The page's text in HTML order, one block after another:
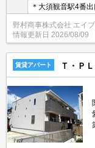
＊大須観音駅4番
野村商事株式会社 エイ
情報更新日 2026/08/09
賃貸アパート Ｔ・Ｐ